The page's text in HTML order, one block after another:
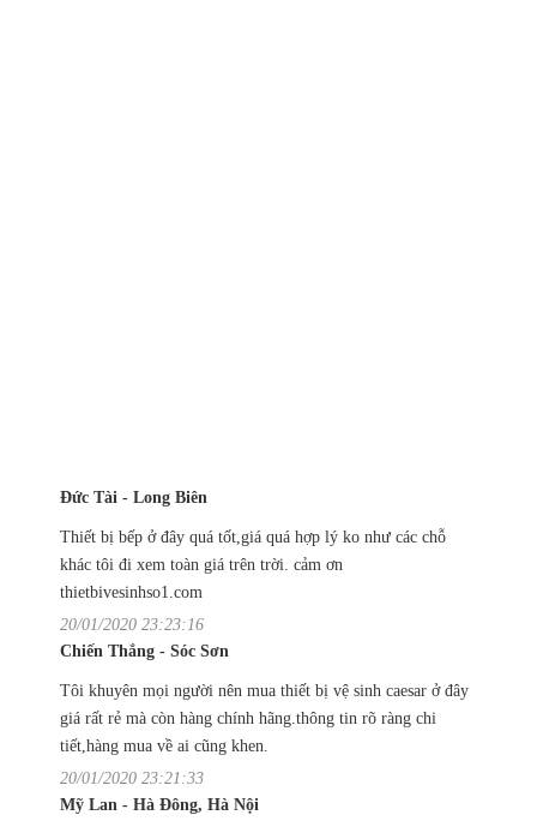
Đức Tài - Long Biên
Thiết bị bếp ở đây quá tốt,giá quá hợp lý ko như các chỗ
khác tôi đi xem toàn giá trên trời. cảm ơn
thietbivesinhso1.com
20/01/2020 23:23:16
Chiến Thắng - Sóc Sơn
Tôi khuyên mọi người nên mua thiết bị vệ sinh caesar ở đây
giá rất rẻ mà còn hàng chính hãng.thông tin rõ ràng chi
tiết,hàng mua về ai cũng khen.
20/01/2020 23:21:33
Mỹ Lan - Hà Đông, Hà Nội